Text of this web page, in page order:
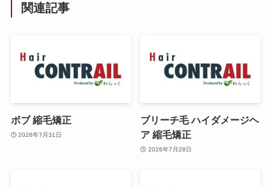
関連記事
ボブ 縮毛矯正
2026年7月31日
ブリーチ毛 ハイダメージヘ
ア 縮毛矯正
2026年7月28日